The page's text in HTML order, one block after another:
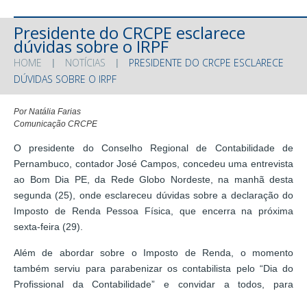
Presidente do CRCPE esclarece
dúvidas sobre o IRPF
HOME NOTÍCIAS
PRESIDENTE DO CRCPE ESCLARECE
DÚVIDAS SOBRE O IRPF
Por Natália Farias
Comunicação CRCPE
O presidente do Conselho Regional de Contabilidade de
Pernambuco, contador José Campos, concedeu uma entrevista
ao Bom Dia PE, da Rede Globo Nordeste, na manhã desta
segunda (25), onde esclareceu dúvidas sobre a declaração do
Imposto de Renda Pessoa Física, que encerra na próxima
sexta-feira (29).
Além de abordar sobre o Imposto de Renda, o momento
também serviu para parabenizar os contabilista pelo “Dia do
Profissional da Contabilidade” e convidar a todos, para